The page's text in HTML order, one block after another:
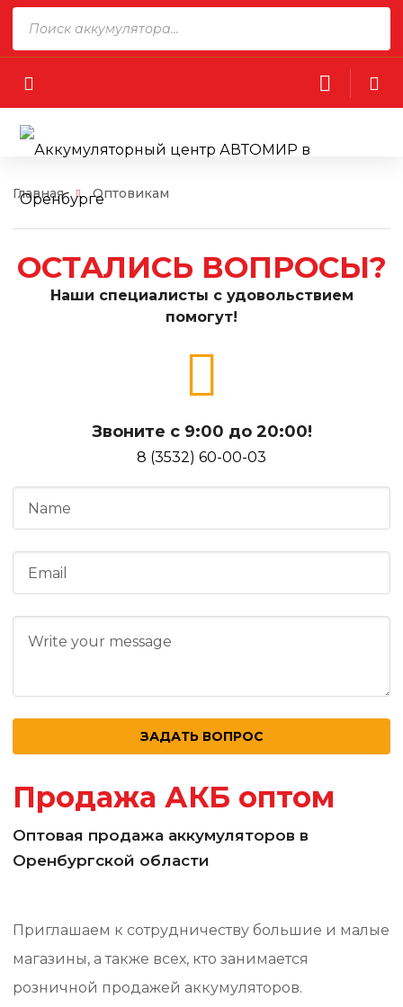
Главная Оптовикам
ОСТАЛИСЬ ВОПРОСЫ?
Наши специалисты с удовольствием
помогут!
Звоните с 9:00 до 20:00!
8 (3532) 60-00-03
Продажа АКБ оптом
Оптовая продажа аккумуляторов в
Оренбургской области
Приглашаем к сотрудничеству большие и малые
магазины, а также всех, кто занимается
розничной продажей аккумуляторов.